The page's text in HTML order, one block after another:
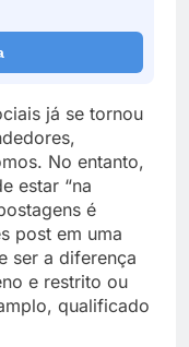
já se tornou
No entanto,
estar “na
é
post em uma
ser a diferença
e restrito ou
qualificado